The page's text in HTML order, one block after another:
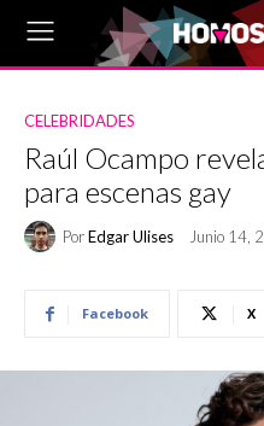
CELEBRIDADES
Raúl Ocampo
para escenas gay
PorEdgar Ulises Junio 14,
Facebook X